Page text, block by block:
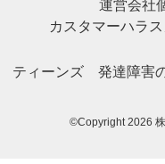
運営会社
カスタマーハラ
ティーンズ 発達障害
©Copyright 2026